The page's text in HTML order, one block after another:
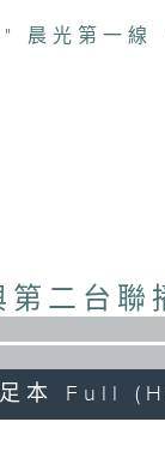
" 晨光第一線
二台聯
本 Full